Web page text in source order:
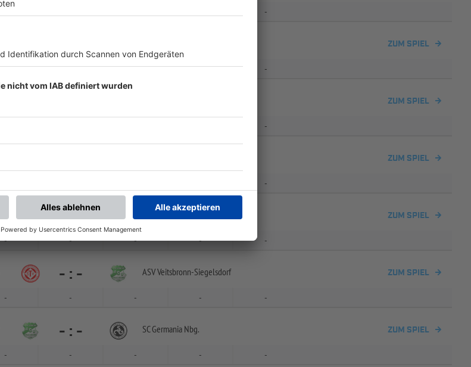
-
- - ZUM SPIEL
- - - - -
ZUM SPIEL
-
ZUM SPIEL
-
-:- Tuspo Nürnberg ZUM SPIEL
- - - - -
- : - ASV Veitsbronn-Siegelsdorf ZUM SPIEL
- - - - -
- : - SC Germania Nbg. ZUM SPIEL
- - - - -